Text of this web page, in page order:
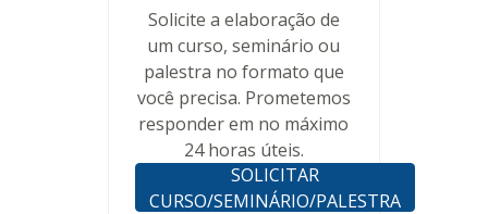
Solicite a elaboração de
um curso, seminário ou
palestra no formato que
você precisa. Prometemos
responder em no máximo
24 horas úteis.
SOLICITAR
CURSO/SEMINÁRIO/PALESTRA